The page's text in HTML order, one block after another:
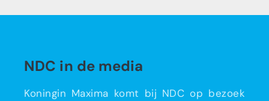
NDC in de media
Koningin Maxima komt bij NDC op bezoek